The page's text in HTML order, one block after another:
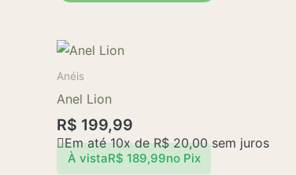
Anéis
Anel Lion
R$ 199,99
Em até 10x deR$20,00sem juros
À vistaR$ 189,99no Pix